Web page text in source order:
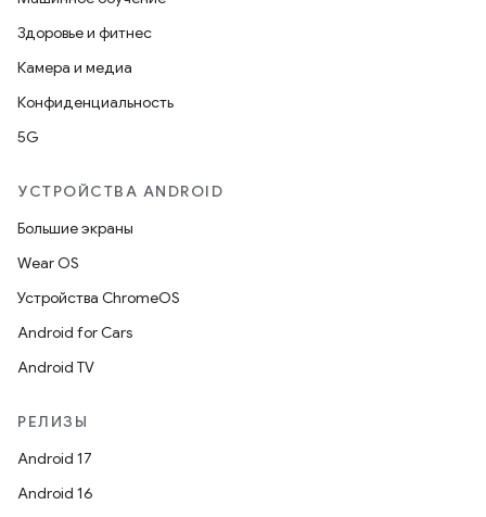
Здоровье и фитнес
Камера и медиа
Конфиденциальность
5G
УСТРОЙСТВА ANDROID
Большие экраны
Wear OS
Устройства ChromeOS
Android for Cars
Android TV
РЕЛИЗЫ
Android 17
Android 16